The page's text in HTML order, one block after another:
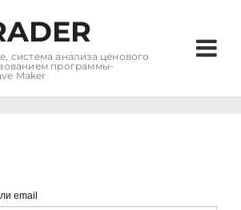
система анализа ценового
программы-
Maker
email